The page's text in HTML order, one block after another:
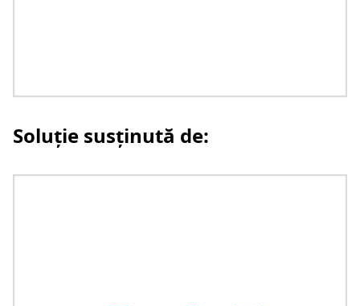
Soluție susținută de: